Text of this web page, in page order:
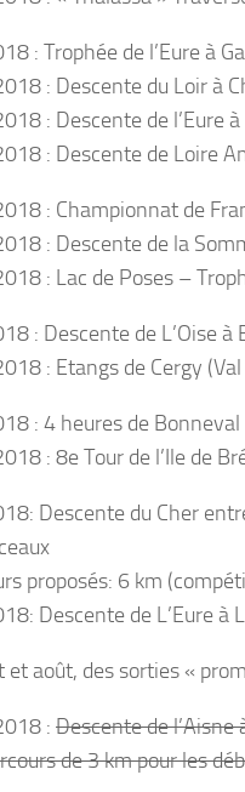
: Trophée de l’Eure à
: Descente du Loir à
: Descente de l’Eure
: Descente de Loire
: Championnat de
: Descente de la
: Lac de Poses –
: Descente de L’Oise à
: Etangs de Cergy (Val
: 4 heures de Bonneval
: 8e Tour de l’Ile de
Descente du Cher
proposés: 6 km
Descente de L’Eure à
et août, des sorties «
: Descente de
de 3 km pour les